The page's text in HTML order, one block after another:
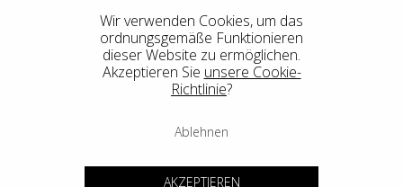
FINDEN SIE DAS NÄCHSTGELEGENE GESCHÄFT
Wir verwenden Cookies, um das
ordnungsgemäße Funktionieren
dieser Website zu ermöglichen.
Akzeptieren Sie unsere Cookie-
Richtlinie?
Ablehnen
AKZEPTIEREN